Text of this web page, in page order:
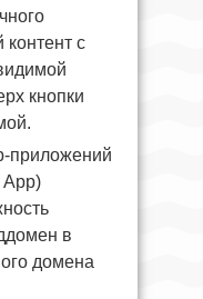
контент с
кнопки
приложений
App)
в
домена